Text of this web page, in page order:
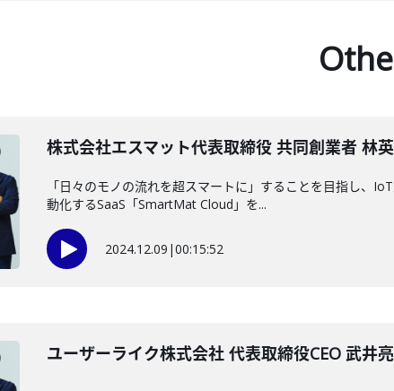
株式会社エスマット代表取締役 共同創業者 林
「日々のモノの流れを超スマートに」することを目指し、
動化するSaaS「SmartMat Cloud」を...
2024.12.09 |00:15:52
ユーザーライク株式会社 代表取締役CEO 武井